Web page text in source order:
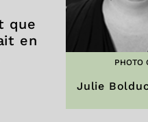
PHOTO
Julie
que
en